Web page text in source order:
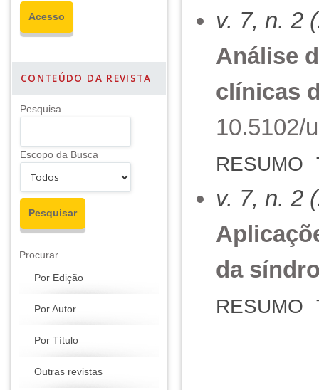
CONTEÚDO DA REVISTA
Pesquisa
Escopo da Busca
Procurar
Por Edição
Por Autor
Por Título
Outras revistas
v. 7, n. 2
Análise
clínicas
10.5102/
RESUMO
v. 7, n. 2
da
RESUMO